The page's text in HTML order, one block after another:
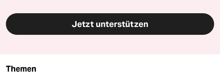
Jetzt unterstützen
Themen